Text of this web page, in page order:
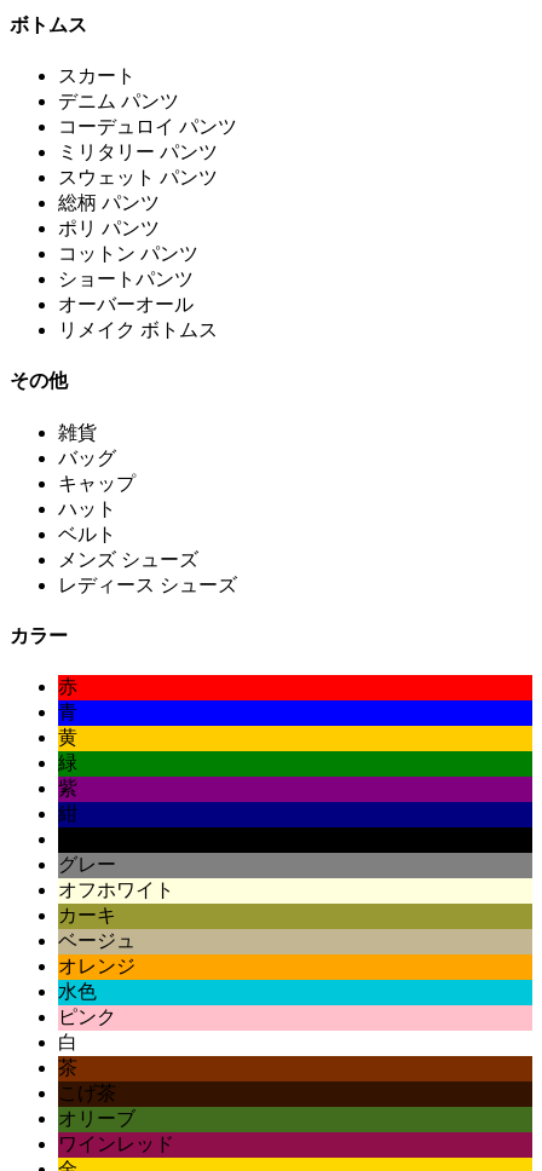
ボトムス
スカート
デニム パンツ
コーデュロイ パンツ
ミリタリー パンツ
スウェット パンツ
総柄 パンツ
ポリ パンツ
コットン パンツ
ショートパンツ
オーバーオール
リメイク ボトムス
その他
雑貨
バッグ
キャップ
ハット
ベルト
メンズ シューズ
レディース シューズ
カラー
赤
青
黄
緑
紫
紺
グレー
オフホワイト
カーキ
ベージュ
オレンジ
水色
ピンク
白
茶
こげ茶
オリーブ
ワインレッド